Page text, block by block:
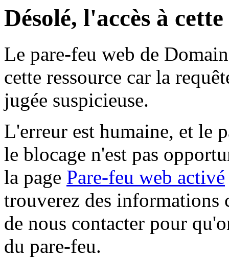
Désolé, l'accès à
Le pare-feu web de
cette ressource car la
jugée suspicieuse.
L'erreur est humaine, et le
le blocage n'est pas
la page Pare-feu web activé
trouverez des informations
de nous contacter pour
du pare-feu.